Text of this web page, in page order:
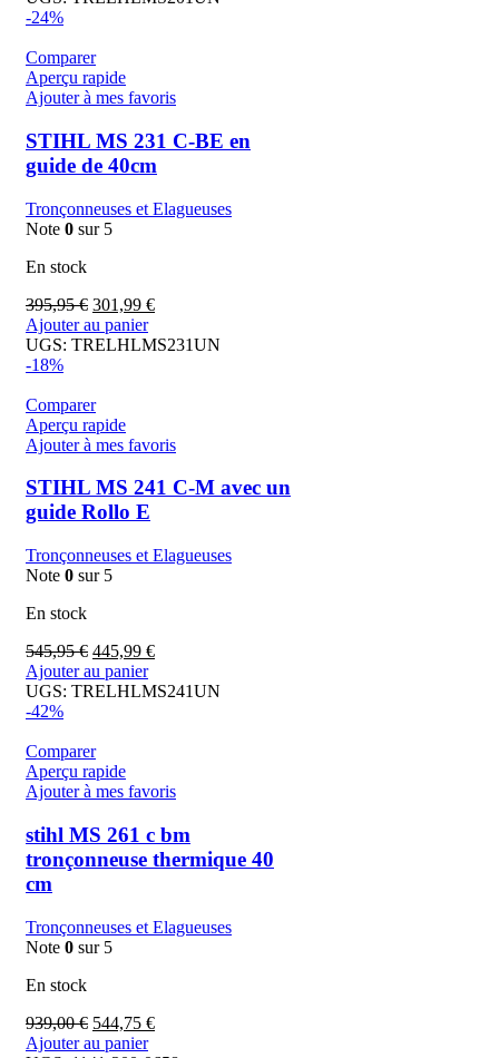
-24%
Comparer
Aperçu rapide
Ajouter à mes favoris
STIHL MS 231 C-BE en
guide de 40cm
Tronçonneuses et Elagueuses
Note 0 sur 5
En stock
395,95€ 301,99 €
Ajouter au panier
UGS: TRELHLMS231UN
-18%
Comparer
Aperçu rapide
Ajouter à mes favoris
STIHL MS 241 C-M avec un
guide Rollo E
Tronçonneuses et Elagueuses
Note 0 sur 5
En stock
545,95€ 445,99 €
Ajouter au panier
UGS: TRELHLMS241UN
-42%
Comparer
Aperçu rapide
Ajouter à mes favoris
stihl MS 261 c bm
tronçonneuse thermique 40
cm
Tronçonneuses et Elagueuses
Note 0 sur 5
En stock
939,00€ 544,75 €
Ajouter au panier